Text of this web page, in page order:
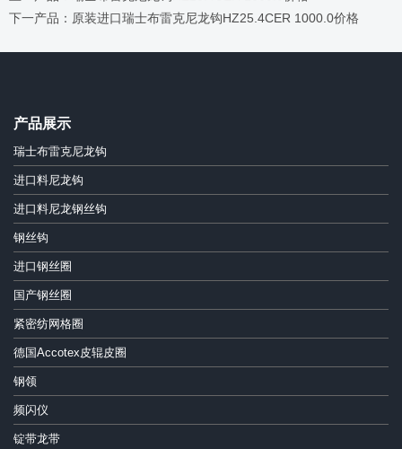
下一产品：原装进口瑞士布雷克尼龙钩HZ25.4CER 1000.0价格
产品展示
瑞士布雷克尼龙钩
进口料尼龙钩
进口料尼龙钢丝钩
钢丝钩
进口钢丝圈
国产钢丝圈
紧密纺网格圈
德国Accotex皮辊皮圈
钢领
频闪仪
锭带龙带